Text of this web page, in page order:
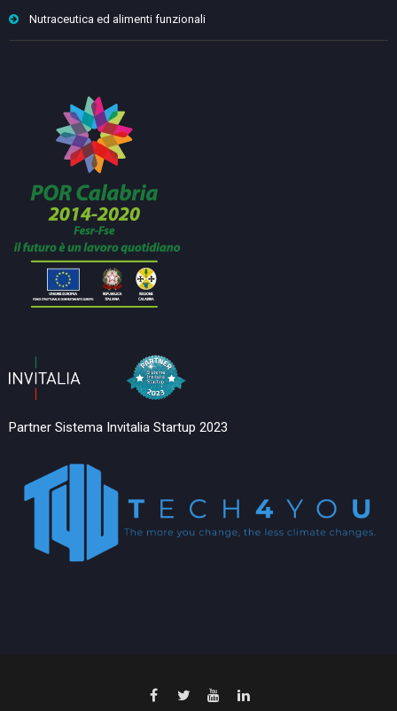
Nutraceutica ed alimenti funzionali
Partner Sistema Invitalia Startup 2023